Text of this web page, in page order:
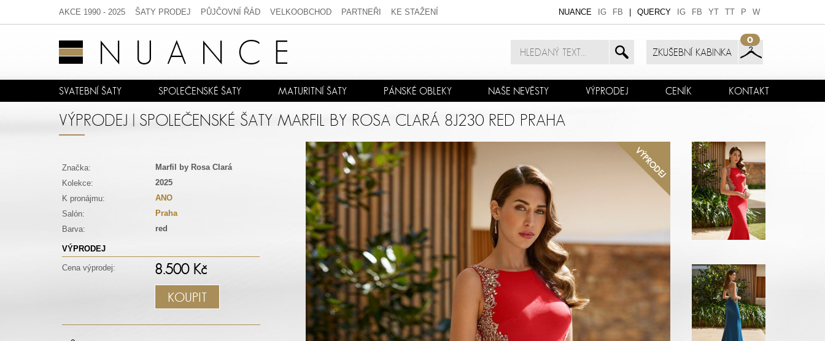
AKCE 1990 - 2025 ŠATY PRODEJ PŮJČOVNÍ ŘÁD VELKOOBCHOD PARTNEŘI KE STAŽENÍ NUANCE IG FB QUERCY IG FB YT TT P W
0
ZKUŠEBNÍ KABINKA
SVATEBNÍ ŠATY SPOLEČENSKÉ ŠATY MATURITNÍ ŠATY PÁNSKÉ OBLEKY NAŠE NEVĚSTY VÝPRODEJ CENÍK KONTAKT
VÝPRODEJ | SPOLEČENSKÉ ŠATY MARFIL BY ROSA CLARÁ 8J230 RED PRAHA
Značka:
Marfil by Rosa Clará
Kolekce:
2025
K pronájmu:
ANO
Salón:
Praha
Barva:
red
VÝPRODEJ
Cena výprodej: 8.500 Kč
KOUPIT